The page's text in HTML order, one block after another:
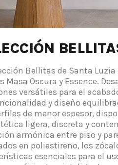
Bellitas de Santa
Masa Oscura y Essence.
versátiles para el
y diseño
de menor espesor,
ligera, discreta y
armónica entre piso y
en poliestireno, los
esenciales para el